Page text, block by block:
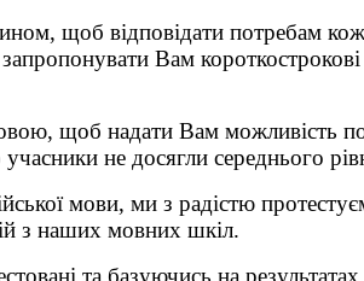
щоб відповідати потребам
Вам короткострокові
щоб надати Вам
не досягли середнього
мови, ми з радістю
з наших мовних шкіл.
та базуючись на